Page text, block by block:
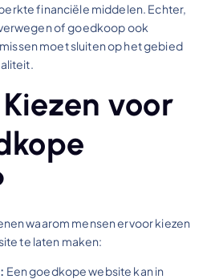
financiële middelen. Echter,
of goedkoop ook
moet sluiten op het gebied
voor
waarom mensen ervoor kiezen
te laten maken:
Een goedkope website kan in